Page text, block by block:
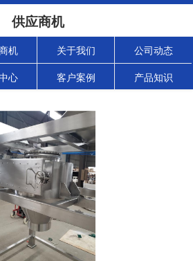
供应商机
机 关于我们 公司动态
心 客户案例 产品知识